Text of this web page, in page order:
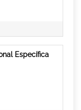
Específica